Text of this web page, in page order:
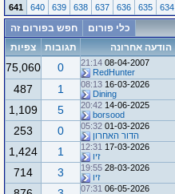
634
635
636
637
638
639
640
641
כלי פורום
חפש בפורום זה
הודעה אחרונה תגובות צפיות
08-04-2007
21:14
RedHunter
0
75,060
16-03-2026
08:13
Dining
1
487
14-06-2025
20:42
borsood
5
1,109
01-03-2026
05:32
הדור האחרון
0
253
17-03-2026
12:31
זיו
1
1,424
28-03-2026
19:55
זיו
3
714
06-05-2026
07:31